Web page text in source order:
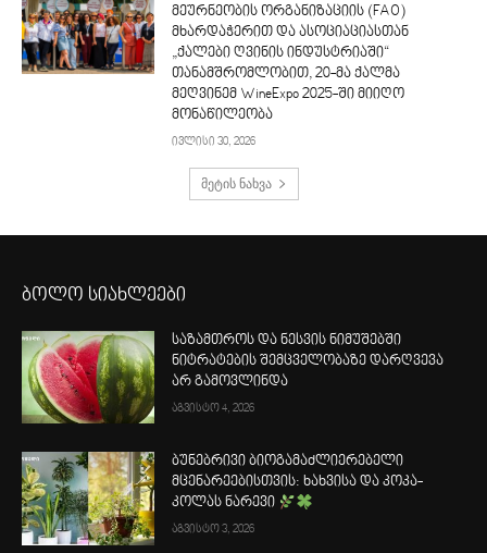
მეურნეობის ორგანიზაციის (FAO)
მხარდაჭერით და ასოციაციასთან
„ქალები ღვინის ინდუსტრიაში“
თანამშრომლობით, 20-მა ქალმა
მეღვინემ WineExpo 2025-ში მიიღო
მონაწილეობა
ივლისი 30, 2026
მეტის ნახვა
ბოლო სიახლეები
საზამთროს და ნესვის ნიმუშებში
ნიტრატების შემცველობაზე დარღვევა
არ გამოვლინდა
აგვისტო 4, 2026
ბუნებრივი ბიოგამაძლიერებელი
მცენარეებისთვის: ხახვისა და კოკა-
კოლას ნარევი
აგვისტო 3, 2026